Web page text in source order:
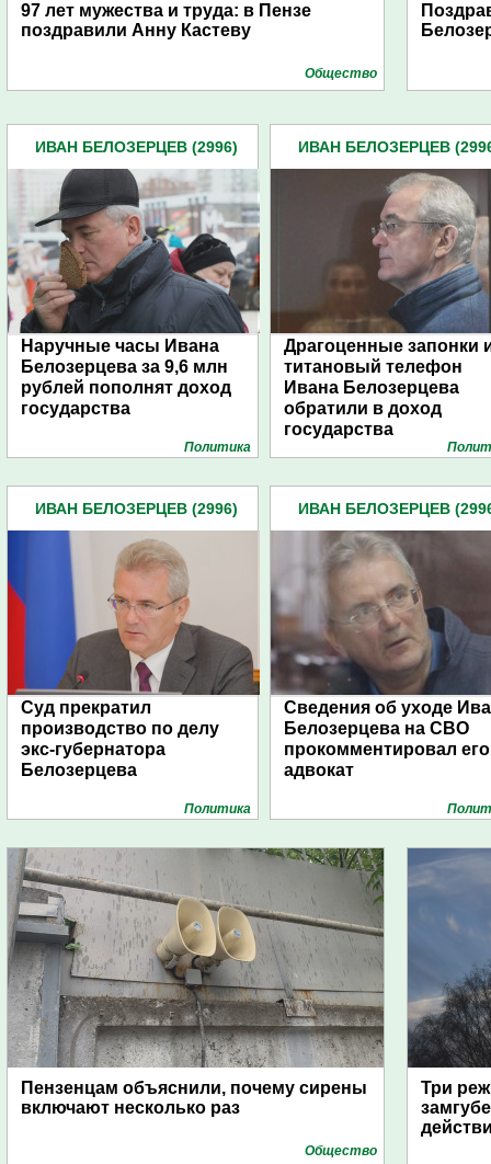
97 лет мужества и труда: в Пензе
поздравили Анну Кастеву
Общество
ИВАН БЕЛОЗЕРЦЕВ (2996)
Наручные часы Ивана
Белозерцева за 9,6 млн
рублей пополнят доход
государства
Политика
ИВАН БЕЛОЗЕРЦЕВ
Драгоценные запонки
титановый телефон
Ивана Белозерцева
обратили в доход
государства
ИВАН БЕЛОЗЕРЦЕВ (2996)
Суд прекратил
производство по делу
экс-губернатора
Белозерцева
Политика
ИВАН БЕЛОЗЕРЦЕВ
Сведения об уходе
Белозерцева на СВО
прокомментировал его
адвокат
Пензенцам объяснили, почему сирены
включают несколько раз
Общество
Три